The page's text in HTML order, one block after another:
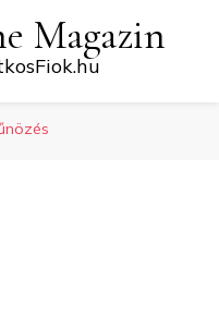
Magazin